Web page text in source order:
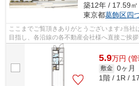
築12年 / 17.59㎡
東京都葛飾区四
ここまでご覧頂きありがとうございます♪当社
目指し、各沿線の各不動産会社様へ直接ご挨
様へ提供しております！最新の情報は...
5.9万円 (
敷金 0ヶ月
1階 / 1R /